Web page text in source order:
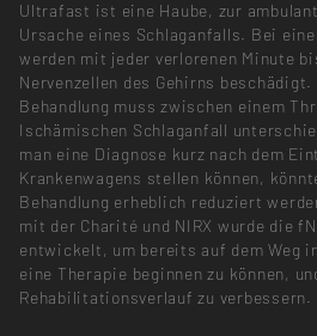
Ultrafast ist eine Haube, zur
Ursache eines Schlaganfalls. Bei
werden mit jeder verlorenen Minute
Nervenzellen des Gehirns beschädigt.
Behandlung muss zwischen einem
Ischämischen Schlaganfall
man eine Diagnose kurz nach dem
Krankenwagens stellen können,
Behandlung erheblich reduziert
mit der Charité und NIRX wurde die
entwickelt, um bereits auf dem Weg
eine Therapie beginnen zu können,
Rehabilitationsverlauf zu verbessern.